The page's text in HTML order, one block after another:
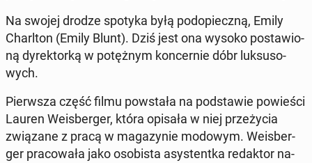
Na swojej drodze spotyka byłą pod­opiecz­ną, Emily
Charl­ton (Emily Blunt). Dziś jest ona wysoko po­sta­wio­
ną dy­rek­tor­ką w po­tęż­nym kon­cer­nie dóbr luk­su­so­
wych.
Pierw­sza część filmu po­wsta­ła na pod­sta­wie po­wie­ści
Lauren We­is­ber­ger, która opisała w niej prze­ży­cia
zwią­za­ne z pracą w ma­ga­zy­nie modowym. We­is­ber­
ger pra­co­wa­ła jako oso­bi­sta asy­stent­ka re­dak­tor na­